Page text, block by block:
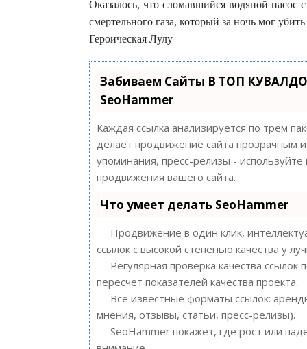
Оказалось, что сломавшийся водяной насос
смертельного газа, который за ночь мог
Героическая Лулу
Забиваем Сайты В ТОП
SeoHammer
Каждая ссылка анализируется по трем
делает продвижение сайта прозрачным
упоминания, пресс-релизы -
продвижения вашего сайта.
Что умеет делать SeoHammer
— Продвижение в один клик,
ссылок с высокой степенью качества у
— Регулярная проверка качества
пересчет показателей качества проекта.
— Все известные форматы ссылок:
мнения, отзывы, статьи, пресс-релизы).
— SeoHammer покажет, где рост или